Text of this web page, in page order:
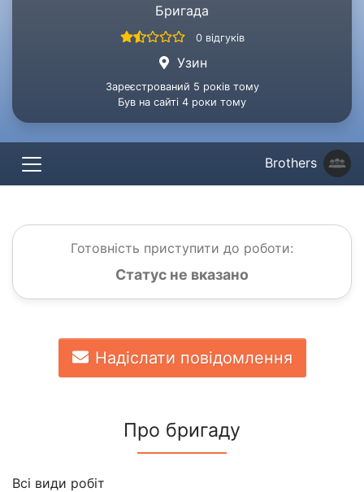
Бригада
0 відгуків
Узин
Зареєстрований 5 років тому
Був на сайті 4 роки тому
Brothers
Готовність приступити до роботи:
Статус не вказано
Надіслати повідомлення
Про бригаду
Всi види робiт